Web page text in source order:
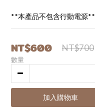
**本產品不包含行動電源**
NT$600 NT$700
數量
加入購物車